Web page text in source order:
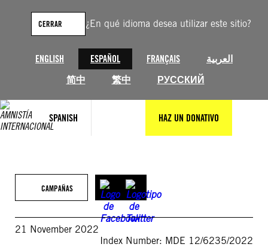
¿En qué idioma desea utilizar este sitio?
ENGLISH ESPAÑOL FRANÇAIS
العربية
简中
繁中 РУССКИЙ
CERRAR
SPANISH HAZ UN DONATIVO
contenido
CAMPAÑAS
21 November 2022
Index Number: MDE 12/6235/2022